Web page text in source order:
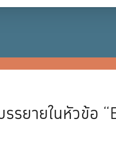
รยายในหัวข้อ